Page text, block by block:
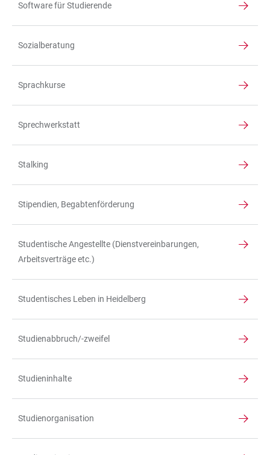
Software für Studierende
Sozialberatung
Sprachkurse
Sprechwerkstatt
Stalking
Stipendien, Begabtenförderung
Studentische Angestellte (Dienstvereinbarungen,
Arbeitsverträge etc.)
Studentisches Leben in Heidelberg
Studienabbruch/-zweifel
Studieninhalte
Studienorganisation